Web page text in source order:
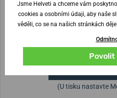
Výška pouzdra
Nejste si
Vytisknout
(U tisku nastavte
Jsme Helveti a chceme vám
cookies a osobními údaji, aby naše
věděli, co se na našich stránkách
Povolit